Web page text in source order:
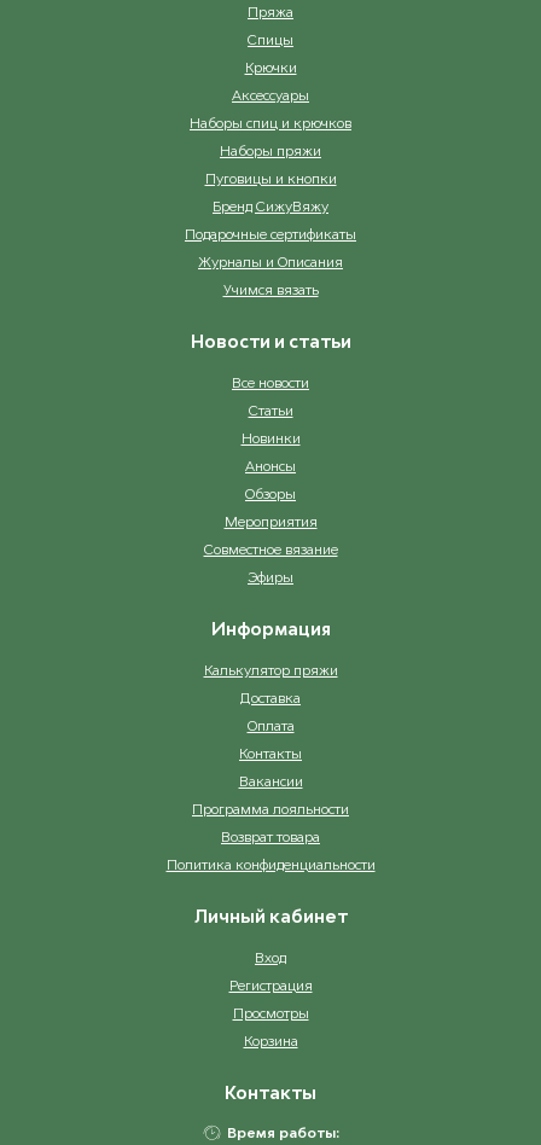
Пряжа
Спицы
Крючки
Аксессуары
Наборы спиц и крючков
Наборы пряжи
Пуговицы и кнопки
Бренд СижуВяжу
Подарочные сертификаты
Журналы и Описания
Учимся вязать
Новости и статьи
Все новости
Статьи
Новинки
Анонсы
Обзоры
Мероприятия
Совместное вязание
Эфиры
Информация
Калькулятор пряжи
Доставка
Оплата
Контакты
Вакансии
Программа лояльности
Возврат товара
Политика конфиденциальности
Личный кабинет
Вход
Регистрация
Просмотры
Корзина
Контакты
Время работы: